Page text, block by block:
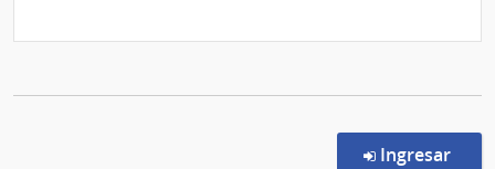
Ingresar